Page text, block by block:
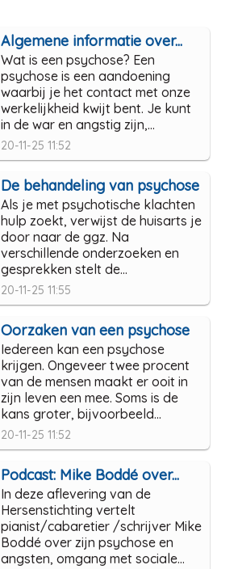
Algemene informatie over...
Wat is een psychose? Een
psychose is een aandoening
waarbij je het contact met onze
werkelijkheid kwijt bent. Je kunt
in de war en angstig zijn,...
20-11-25 11:52
De behandeling van psychose
Als je met psychotische klachten
hulp zoekt, verwijst de huisarts je
door naar de ggz. Na
verschillende onderzoeken en
gesprekken stelt de...
20-11-25 11:55
Oorzaken van een psychose
Iedereen kan een psychose
krijgen. Ongeveer twee procent
van de mensen maakt er ooit in
zijn leven een mee. Soms is de
kans groter, bijvoorbeeld...
20-11-25 11:52
Podcast: Mike Boddé over...
In deze aflevering van de
Hersenstichting vertelt
pianist/cabaretier /schrijver Mike
Boddé over zijn psychose en
angsten, omgang met sociale...